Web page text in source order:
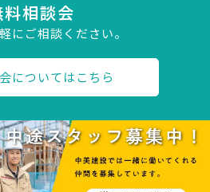
料相談会
にご相談ください。
についてはこちら